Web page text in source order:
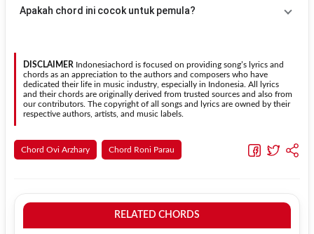
sesuai kebutuhan.
Transpose (bawah)untuk menurunkan nada. Seluruh chord akan
Apakah chord ini cocok untuk pemula?
dipelajari oleh pemula tanpa menghilangkan struktur dasar lagu.
DISCLAIMER Indonesiachord is focused on providing song’s lyrics and
chords as an appreciation to the authors and composers who have
dedicated their life in music industry, especially in Indonesia. All lyrics
and their chords are originally derived from trusted sources and also from
our contributors. The copyright of all songs and lyrics are owned by their
respective authors, artists, and music labels.
Chord Ovi Arzhary Chord Roni Parau
RELATED CHORDS